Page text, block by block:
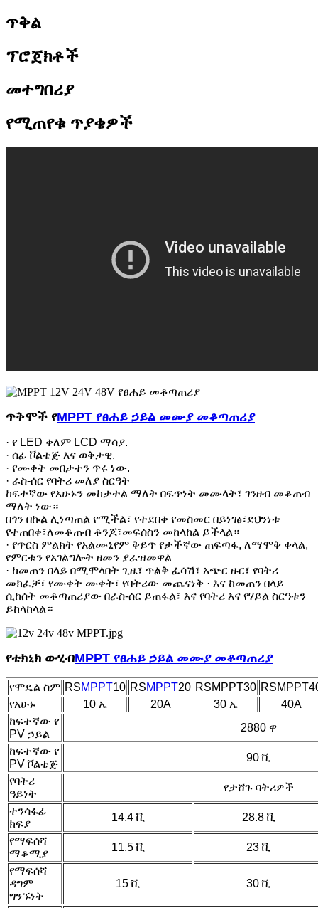
ጥቅል
ፕሮጀክቶች
መተግበሪያ
የሚጠየቁ ጥያቄዎች
ጥቅሞች የMPPT የፀሐይ ኃይል መሙያ መቆጣጠሪያ
· የ LED ቀለም LCD ማሳያ.
· ሰፊ ቮልቴጅ እና ወቅታዊ.
· የሙቀት መበታተን ጥሩ ነው.
· ራስ-ሰር የባትሪ መለያ ስርዓት
ከፍተኛው የአሁኑን መከታተል ማለት በፍጥነት መሙላት፣ ገንዘብ መቆጠብ
ማለት ነው።
በጎን በኩል ሊነጣጠል የሚችል፣ የተደበቀ የመስመር በይነገፅ፣ደህንነቱ
የተጠበቀ፣ለመቆጠብ ቆንጆ፣መፍሰስን መከላከል ይችላል።
· የጥርስ ምልክት የአልሙኒየም ቅይጥ የታችኛው ጠፍጣፋ, ለማሞቅ ቀላል,
የምርቱን የአገልግሎት ዘመን ያራዝመዋል
· ከመጠን በላይ በሚሞላበት ጊዜ፣ ጥልቅ ፈሳሽ፣ አጭር ዙር፣ የባትሪ
መክፈቻ፣ የሙቀት ሙቀት፣ የባትሪው መጨናነቅ · እና ከመጠን በላይ
ሲከሰት መቆጣጠሪያው በራስ-ሰር ይጠፋል፣ እና የባትሪ እና የሃይል ስርዓቱን
ይከላከላል።
የቴክኒክ ውሂብMPPT የፀሐይ ኃይል መሙያ መቆጣጠሪያ
የሞዴል ስም RSMPPT10 RSMPPT20 RSMPPT30
የአሁኑ
10 ኤ 20A 30 ኤ
40A
ከፍተኛው የ
PV ኃይል
2880 ዋ
ከፍተኛው የ
PV ቮልቴጅ
90 ቪ
የባትሪ
ዓይነት
የታሸጉ ባትሪዎች
ተንሳፋፊ
ክፍያ
14.4 ቪ
28.8 ቪ
የማፍሰሻ
ማቆሚያ
11.5 ቪ
23 ቪ
የማፍሰሻ
ዳግም
ግንኙነት
15 ቪ 30 ቪ